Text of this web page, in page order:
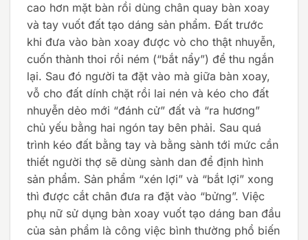
cao hơn mặt bàn rồi dùng chân quay bàn xoay
và tay vuốt đất tạo dáng sản phẩm. Đất trước
khi đưa vào bàn xoay được vò cho thật nhuyễn,
cuốn thành thoi rồi ném (“bắt nẩy”) để thu ngắn
lại. Sau đó người ta đặt vào mà giữa bàn xoay,
vỗ cho đất dính chặt rồi lai nén và kéo cho đất
nhuyễn dẻo mới “đánh cử” đất và “ra hương”
chủ yếu bằng hai ngón tay bên phải. Sau quá
trình kéo đất bằng tay và bằng sành tới mức cần
thiết người thợ sẽ dùng sành dan để định hình
sản phẩm. Sản phẩm “xén lợi” và “bắt lợi” xong
thì được cắt chân đưa ra đặt vào “bửng”. Việc
phụ nữ sử dụng bàn xoay vuốt tạo dáng ban đầu
của sản phẩm là công việc bình thường phổ biến